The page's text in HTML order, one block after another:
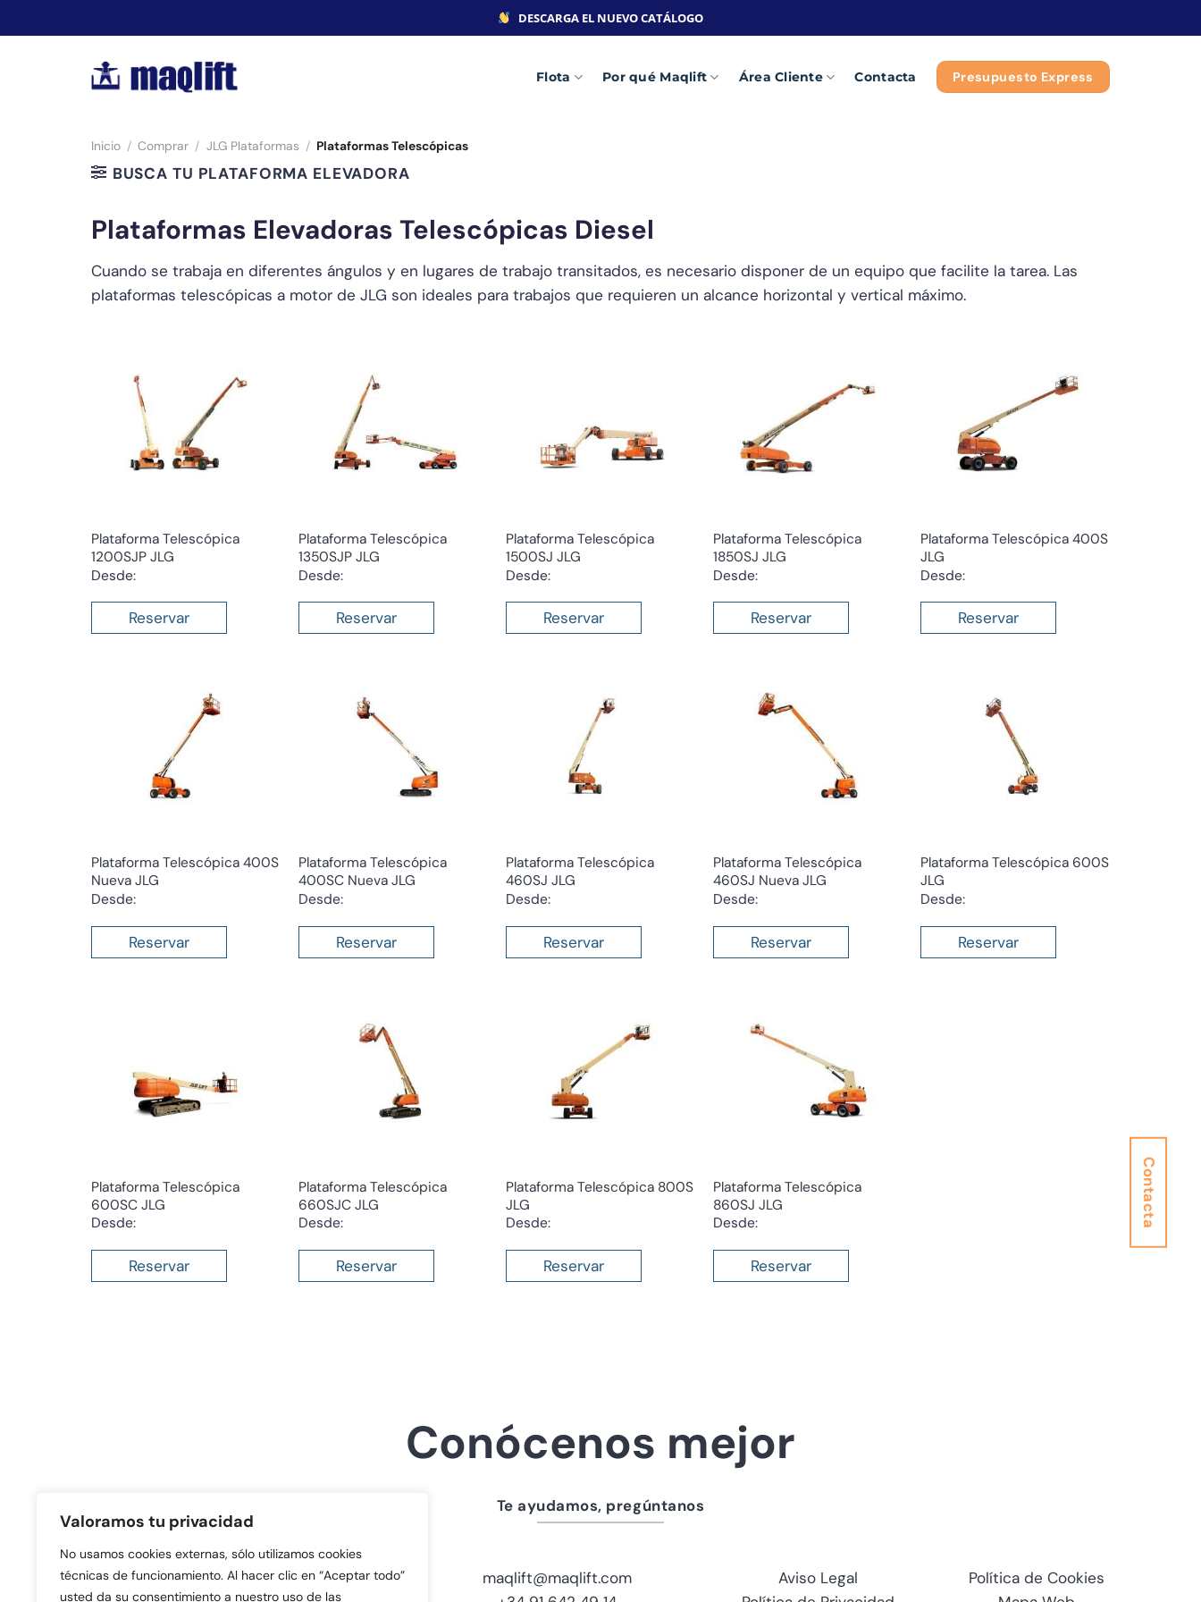
Valoramos tu privacidad
No usamos cookies externas, sólo utilizamos cookies
técnicas de funcionamiento. Al hacer clic en “Aceptar todo”
usted da su consentimiento a nuestro uso de las
al
DESCARGA EL NUEVO CATÁLOGO
Flota Por qué Maqlift Área Cliente Contacta Presupuesto Express
Inicio / Comprar / JLG Plataformas / Plataformas Telescópicas
BUSCA TU PLATAFORMA ELEVADORA
Plataformas Elevadoras Telescópicas Diesel
Cuando se trabaja en diferentes ángulos y en lugares de trabajo transitados, es necesario disponer de un equipo que facilite la tarea. Las
plataformas telescópicas a motor de JLG son ideales para trabajos que requieren un alcance horizontal y vertical máximo.
Plataforma Telescópica
1200SJP JLG
Desde:
Reservar
Plataforma Telescópica
1350SJP JLG
Desde:
Reservar
Plataforma Telescópica
1500SJ JLG
Desde:
Reservar
Plataforma Telescópica
1850SJ JLG
Desde:
Reservar
Plataforma Telescópica 400S
JLG
Desde:
Reservar
Plataforma Telescópica 400S
Nueva JLG
Desde:
Reservar
Plataforma Telescópica
400SC Nueva JLG
Desde:
Reservar
Plataforma Telescópica
460SJ JLG
Desde:
Reservar
Plataforma Telescópica
460SJ Nueva JLG
Desde:
Reservar
Plataforma Telescópica 600S
JLG
Desde:
Reservar
Plataforma Telescópica
600SC JLG
Desde:
Reservar
Plataforma Telescópica
660SJC JLG
Desde:
Reservar
Plataforma Telescópica 800S
JLG
Desde:
Reservar
Plataforma Telescópica
860SJ JLG
Desde:
Reservar
Conócenos mejor
Te ayudamos, pregúntanos
C/ Arroyo del Soto, 11 • P. I. La Laguna
maqlift@maqlift.com
Aviso Legal
Política de Cookies
Contacta